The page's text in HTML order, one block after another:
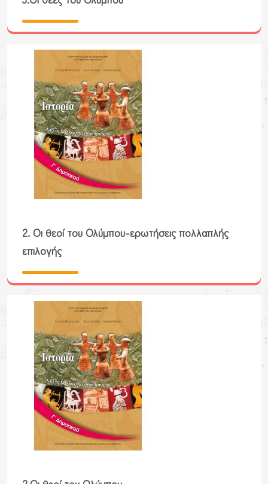
2. Οι θεοί του Ολύμπου-ερωτήσεις πολλαπλής
επιλογής